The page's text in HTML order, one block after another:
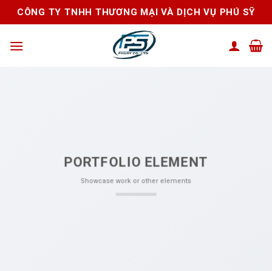
Skip
to
CÔNG TY TNHH THƯƠNG MẠI VÀ DỊCH VỤ PHÚ SỸ
PORTFOLIO ELEMENT
Showcase work or other elements